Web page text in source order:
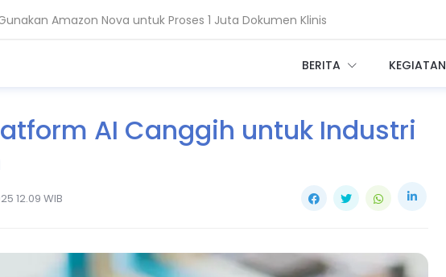
Amazon Nova untuk Proses 1 Juta Dokumen Klinis
BERITA KEGIATAN
AI Canggih untuk Industri
12.09 WIB